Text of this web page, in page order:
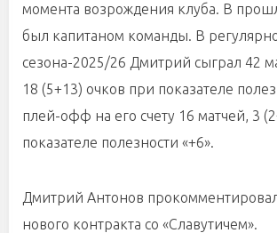
момента возрождения клуба. В
был капитаном команды. В
сезона-2025/26 Дмитрий сыграл 42
18 (5+13) очков при показателе
плей-офф на его счету 16 матчей, 3
показателе полезности «+6».
Дмитрий Антонов
нового контракта со «Славутичем».